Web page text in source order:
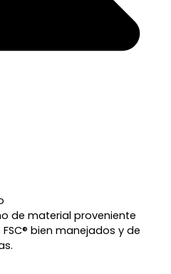
de material proveniente
bien manejados y de